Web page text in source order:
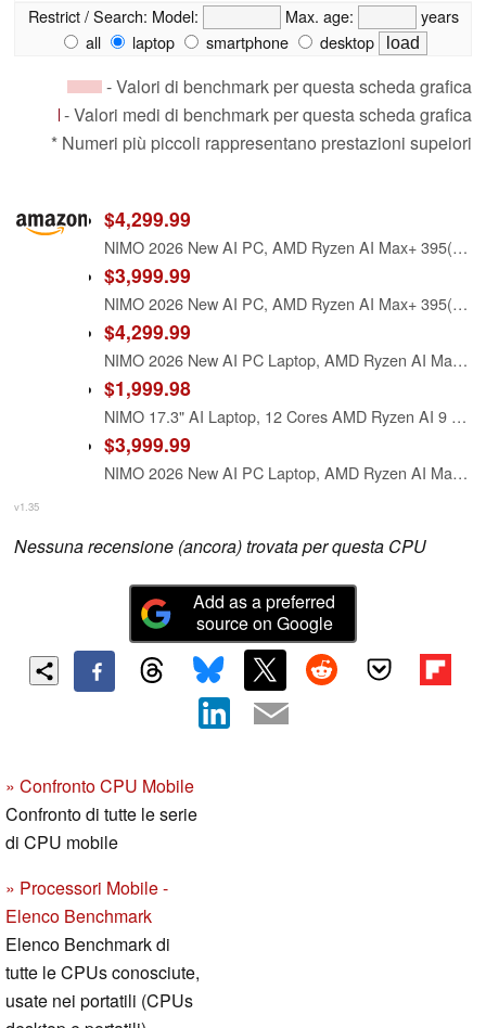
Restrict / Search: Model: Max. age:
years
all
laptop smartphone desktop
- Valori di benchmark per questa scheda grafica
- Valori medi di benchmark per questa scheda grafica
* Numeri più piccoli rappresentano prestazioni supeiori
$4,299.99
NIMO 2026 New AI PC, AMD Ryzen AI Max+ 395(16-Core, up to 5.1GHz) 128GB LPDDR5x 4TB SSD Radeon 8060S Graphics(40 CUs) 126 Tops AI Performance 230W DC 165HZ 99WH Battery for 8K Video Editing
$3,999.99
NIMO 2026 New AI PC, AMD Ryzen AI Max+ 395(16-Core, up to 5.1GHz) 128GB LPDDR5x 2TB SSD Radeon 8060S Graphics(40 CUs) 126 Tops AI Performance 230W DC 165HZ 99WH Battery for 8K Video Editing
$4,299.99
NIMO 2026 New AI PC Laptop, AMD Ryzen AI Max+ 395(16-Core, up to 5.1GHz) 128GB LPDDR5x 4TB SSD Radeon 8060S Graphics (40 CUs) 126 Tops AI Performance 230W DC 165HZ 99WH Battery for Business & Design
$1,999.98
NIMO 17.3" AI Laptop, 12 Cores AMD Ryzen AI 9 HX 370 64GB RAM 4TB SSD
$3,999.99
NIMO 2026 New AI PC Laptop, AMD Ryzen AI Max+ 395(16-Core, up to 5.1GHz) 128GB LPDDR5x 2TB SSD Radeon 8060S Graphics (40 CUs) 126 Tops AI Performance 230W DC 165HZ 99WH Battery for Business & Design
v1.35
Nessuna recensione (ancora) trovata per questa CPU
Add as a preferred
source on Google
» Confronto CPU Mobile
Confronto di tutte le serie
di CPU mobile
» Processori Mobile -
Elenco Benchmark
Elenco Benchmark di
tutte le CPUs conosciute,
usate nei portatili (CPUs